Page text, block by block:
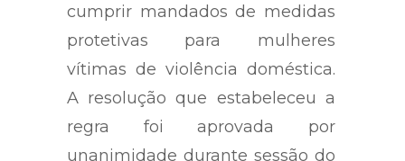
cumprir mandados de medidas
protetivas para mulheres
vítimas de violência doméstica.
A resolução que estabeleceu a
regra foi aprovada por
unanimidade durante sessão do